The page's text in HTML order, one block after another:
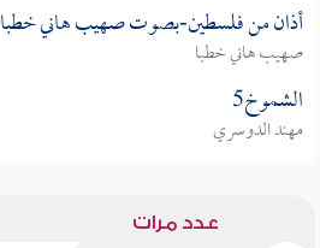
أذان من فلسطين-بصوت صهيب هاني خطبا
صهيب هاني خطبا
الشموخ5
مهند الدوسري
عدد مرات